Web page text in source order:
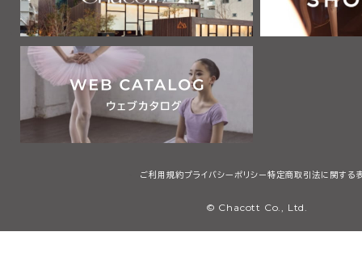
ご利用規約プライバシーポリシー 特定商取引法に関する
© Chacott Co., Ltd.